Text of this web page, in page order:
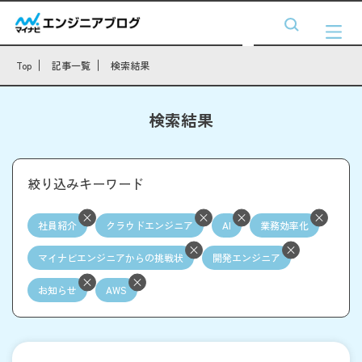
Top 記事一覧 検索結果
検索結果
絞り込みキーワード
社員紹介 クラウドエンジニア AI 業務効率化
マイナビエンジニアからの挑戦状 開発エンジニア
お知らせ AWS